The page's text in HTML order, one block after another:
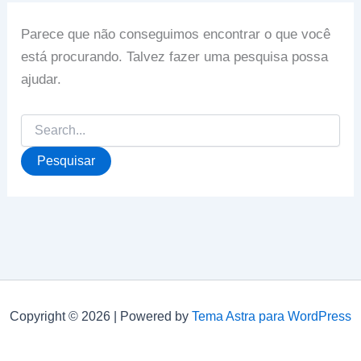
Parece que não conseguimos encontrar o que você
está procurando. Talvez fazer uma pesquisa possa
ajudar.
Pesquisar
por:
Copyright © 2026 | Powered by Tema Astra para WordPress